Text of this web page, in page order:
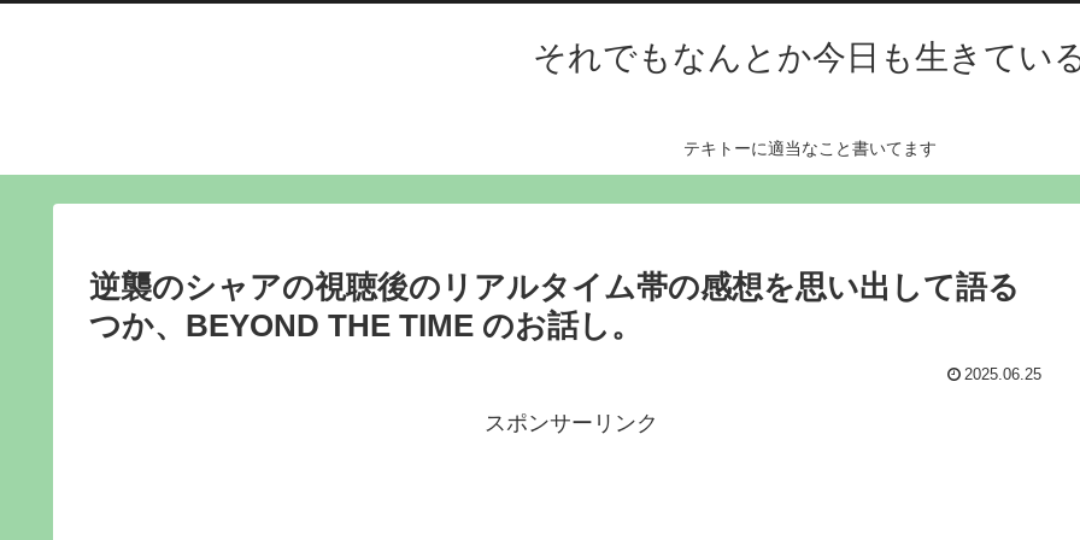
それでもなんとか今日も生きてい
テキトーに適当なこと書いてます
逆襲のシャアの視聴後のリアルタイム帯の感想を思い出して語る
つか、BEYOND THE TIME のお話し。
2025.06.25
スポンサーリンク